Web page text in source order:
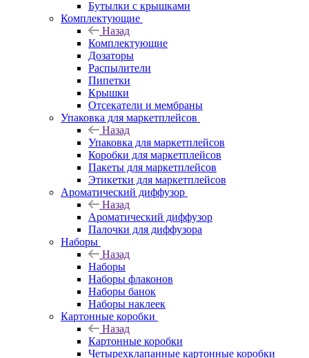
Бутылки с крышками
Комплектующие
Назад
Комплектующие
Дозаторы
Распылители
Пипетки
Крышки
Отсекатели и мембраны
Упаковка для маркетплейсов
Назад
Упаковка для маркетплейсов
Коробки для маркетплейсов
Пакеты для маркетплейсов
Этикетки для маркетплейсов
Ароматический диффузор
Назад
Ароматический диффузор
Палочки для диффузора
Наборы
Назад
Наборы
Наборы флаконов
Наборы банок
Наборы наклеек
Картонные коробки
Назад
Картонные коробки
Четырехклапанные картонные коробки